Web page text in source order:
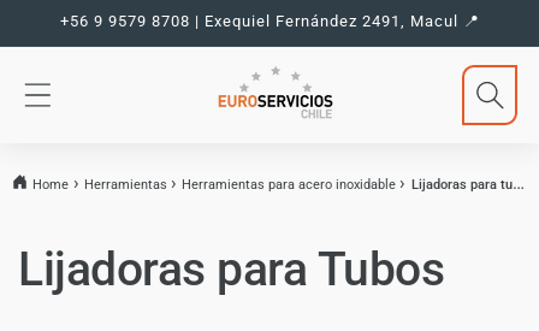
directamente
al contenido
+56 9 9579 8708 | Exequiel Fernández 2491, Macul 📍
Home Herramientas Herramientas para acero inoxidable Lijadoras para tubos
C
Lijadoras para Tubos